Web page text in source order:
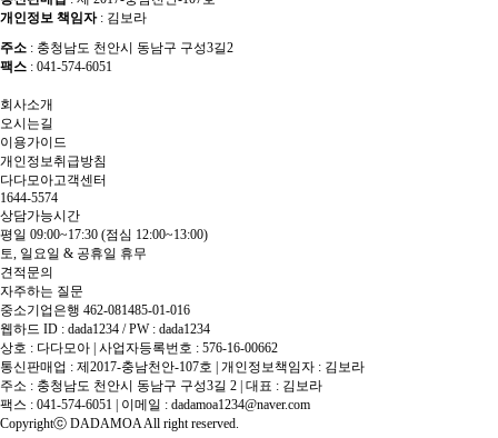
개인정보 책임자: 김보라
주소 : 충청남도 천안시 동남구 구성3길2
팩스 : 041-574-6051
회사소개
오시는길
이용가이드
개인정보취급방침
다다모아고객센터
1644-5574
상담가능시간
평일 09:00~17:30 (점심 12:00~13:00)
토, 일요일 & 공휴일 휴무
견적문의
자주하는 질문
중소기업은행 462-081485-01-016
웹하드 ID : dada1234 / PW : dada1234
상호 : 다다모아 | 사업자등록번호 : 576-16-00662
통신판매업 : 제2017-충남천안-107호 | 개인정보책임자 : 김보라
주소 : 충청남도 천안시 동남구 구성3길 2 | 대표 : 김보라
팩스 : 041-574-6051 | 이메일 : dadamoa1234@naver.com
Copyrightⓒ DADAMOA All right reserved.